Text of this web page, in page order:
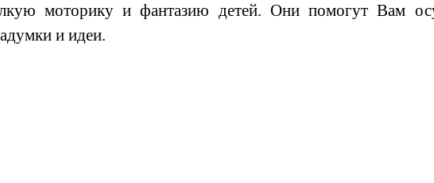
моторику и фантазию детей. Они помогут Вам
и идеи.